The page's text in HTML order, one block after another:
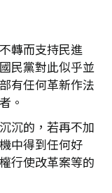
轉而支持民進
民黨對此似乎並
有任何革新作法
。
沉的，若再不加
中得到任何好
行使改革案等的